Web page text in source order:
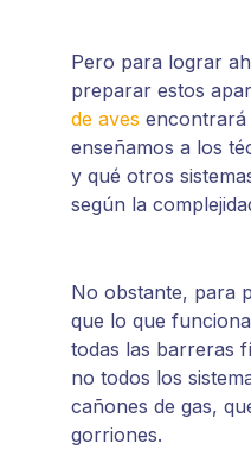
Pero para lograr
preparar estos
de aves encontrará
enseñamos a los
y qué otros
según la
No obstante, para
que lo que
todas las barreras
no todos los
cañones de gas,
gorriones.